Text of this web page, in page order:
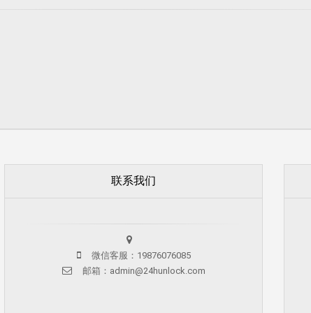
联系我们
微信客服：19876076085
邮箱：admin@24hunlock.com